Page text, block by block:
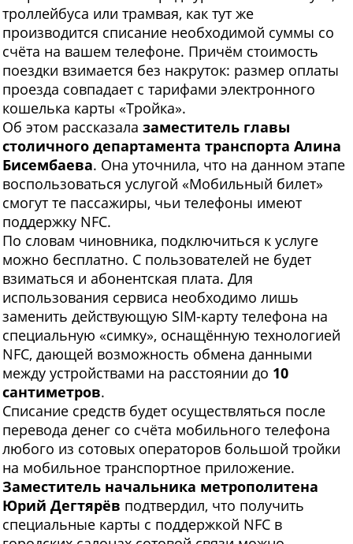
троллейбуса или трамвая, как тут же
производится списание необходимой суммы со
счёта на вашем телефоне. Причём стоимость
поездки взимается без накруток: размер оплаты
проезда совпадает с тарифами электронного
кошелька карты «Тройка».
Об этом рассказала заместитель главы
столичного департамента транспорта Алина
Бисембаева. Она уточнила, что на данном этапе
воспользоваться услугой «Мобильный билет»
смогут те пассажиры, чьи телефоны имеют
поддержку NFC.
По словам чиновника, подключиться к услуге
можно бесплатно. С пользователей не будет
взиматься и абонентская плата. Для
использования сервиса необходимо лишь
заменить действующую SIM-карту телефона на
специальную «симку», оснащённую технологией
NFC, дающей возможность обмена данными
между устройствами на расстоянии до 10
сантиметров.
Списание средств будет осуществляться после
перевода денег со счёта мобильного телефона
любого из сотовых операторов большой тройки
на мобильное транспортное приложение.
Заместитель начальника метрополитена
Юрий Дегтярёв подтвердил, что получить
специальные карты с поддержкой NFC в